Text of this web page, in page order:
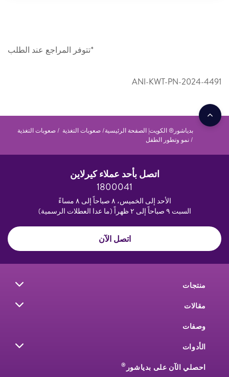
*تتوفر المراجع عند الطلب
ANI-KWT-PN-2024-4491
بدياشور® الكويت| الصفحة الرئيسية صعوبات التغذية
صعوبات التغذية
نمو وتطور الطفل
اتصل بأحد عملاء كيرلاين
1800041
الأحد إلى الخميس، ٨ صباحاً إلى ٨ مساءً
السبت ٩ صباحاً إلى ٢ ظهراً (ما عدا العطلات الرسمية)
اتصل الآن
منتجات
مقالات
وصفات
الأدوات
احصلي الآن على بدياشور ®